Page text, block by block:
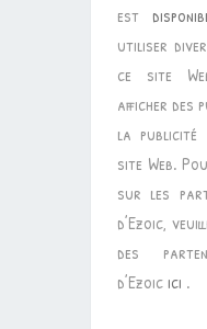
est
utiliser
ce site
afficher des
la publicité
site Web.
sur les
d’Ezoic,
des
d’Ezoic ici .